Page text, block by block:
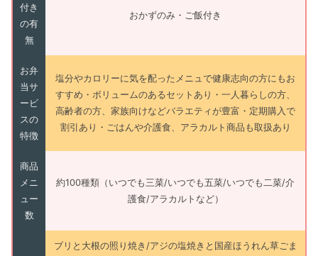
付き
の有
無
おかずのみ・ご飯付き
お弁
当サ
ービ
スの
特徴
塩分やカロリーに気を配ったメニュで健康志向の方にもお
すすめ・ボリュームのあるセットあり・一人暮らしの方、
高齢者の方、家族向けなどバラエティが豊富・定期購入で
割引あり・ごはんや介護食、アラカルト商品も取扱あり
商品
メニ
ュー
数
約100種類（いつでも三菜/いつでも五菜/いつでも二菜/介
護食/アラカルトなど）
ブリと大根の照り焼き/アジの塩焼きと国産ほうれん草ごま